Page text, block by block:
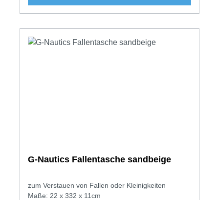
G-Nautics Fallentasche sandbeige
zum Verstauen von Fallen oder Kleinigkeiten
Maße: 22 x 332 x 11cm